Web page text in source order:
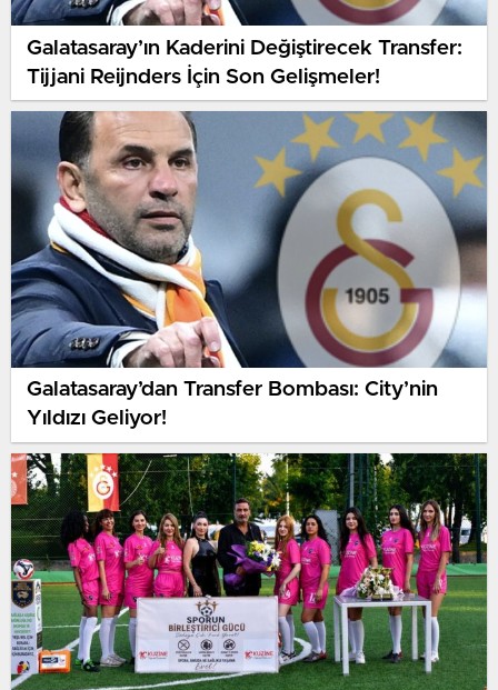
Galatasaray’ın Kaderini Değiştirecek Transfer:
Tijjani Reijnders İçin Son Gelişmeler!
Galatasaray’dan Transfer Bombası: City’nin
Yıldızı Geliyor!